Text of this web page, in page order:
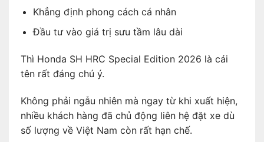
Khẳng định phong cách cá nhân
Đầu tư vào giá trị sưu tầm lâu dài
Thì Honda SH HRC Special Edition 2026 là cái
tên rất đáng chú ý.
Không phải ngẫu nhiên mà ngay từ khi xuất hiện,
nhiều khách hàng đã chủ động liên hệ đặt xe dù
số lượng về Việt Nam còn rất hạn chế.